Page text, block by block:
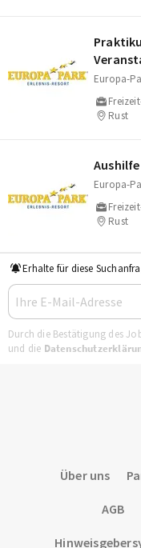
Europa-
Rust
Europa-
Rust
Erhalte für diese
Durch die Bestätigung des
und die
Über uns
AGB